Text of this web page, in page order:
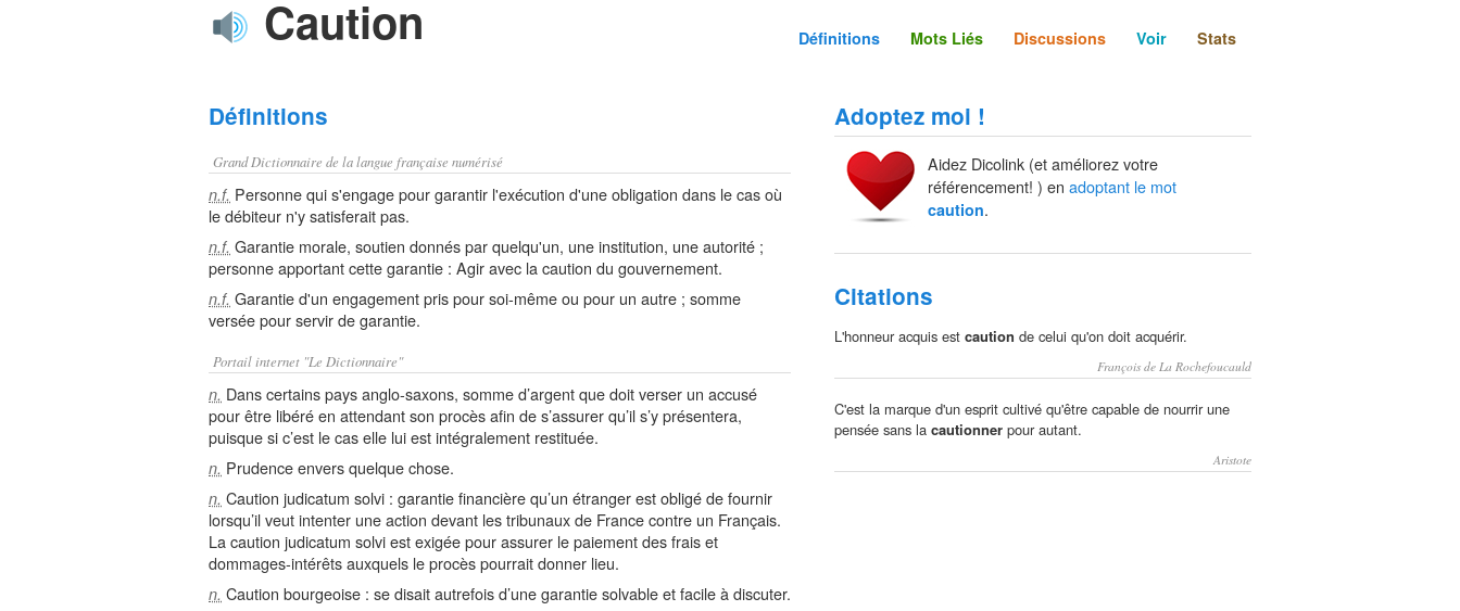
Caution Définitions Mots Liés Discussions Voir Stats
Définitions
Grand Dictionnaire de la langue française numérisé
n.f. Personne qui s'engage pour garantir l'exécution d'une obligation dans le cas où
le débiteur n'y satisferait pas.
n.f. Garantie morale, soutien donnés par quelqu'un, une institution, une autorité ;
personne apportant cette garantie : Agir avec la caution du gouvernement.
n.f. Garantie d'un engagement pris pour soi-même ou pour un autre ; somme
versée pour servir de garantie.
Portail internet "Le Dictionnaire"
n. Dans certains pays anglo-saxons, somme d’argent que doit verser un accusé
pour être libéré en attendant son procès afin de s’assurer qu’il s’y présentera,
puisque si c’est le cas elle lui est intégralement restituée.
n. Prudence envers quelque chose.
n. Caution judicatum solvi : garantie financière qu’un étranger est obligé de fournir
lorsqu’il veut intenter une action devant les tribunaux de France contre un Français.
La caution judicatum solvi est exigée pour assurer le paiement des frais et
dommages-intérêts auxquels le procès pourrait donner lieu.
n. Caution bourgeoise : se disait autrefois d’une garantie solvable et facile à discuter.
Adoptez moi !
Aidez Dicolink (et améliorez votre
référencement! ) en adoptant le mot
caution.
Citations
L'honneur acquis est caution de celui qu'on doit acquérir.
François de La Rochefoucauld
C'est la marque d'un esprit cultivé qu'être capable de nourrir une
pensée sans la cautionner pour autant.
Aristote